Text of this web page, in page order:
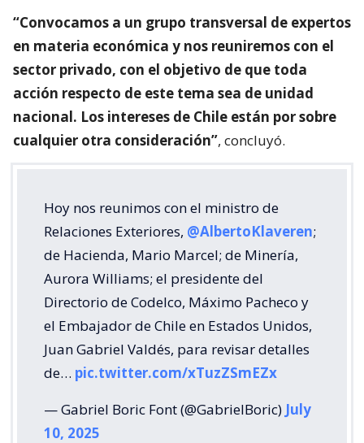
“Convocamos a un grupo transversal de expertos
en materia económica y nos reuniremos con el
sector privado, con el objetivo de que toda
acción respecto de este tema sea de unidad
nacional. Los intereses de Chile están por sobre
cualquier otra consideración”, concluyó.
Hoy nos reunimos con el ministro de
Relaciones Exteriores, @AlbertoKlaveren;
de Hacienda, Mario Marcel; de Minería,
Aurora Williams; el presidente del
Directorio de Codelco, Máximo Pacheco y
el Embajador de Chile en Estados Unidos,
Juan Gabriel Valdés, para revisar detalles
de… pic.twitter.com/xTuzZSmEZx
— Gabriel Boric Font (@GabrielBoric) July
10, 2025